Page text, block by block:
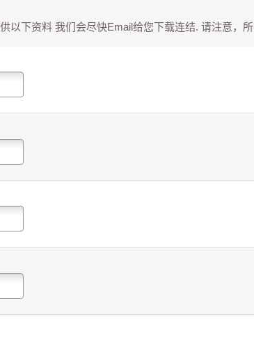
以下资料 我们会尽快Email给您下载连结. 请注意，